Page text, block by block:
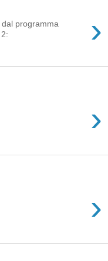
›
programma
›
›